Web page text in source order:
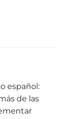
español:
de las